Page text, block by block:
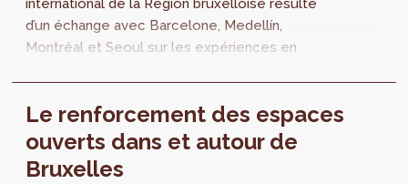
international de la Région bruxelloise résulte
d’un échange avec Barcelone, Medellín,
Montréal et Seoul sur les expériences en
Le renforcement des espaces
ouverts dans et autour de
Bruxelles